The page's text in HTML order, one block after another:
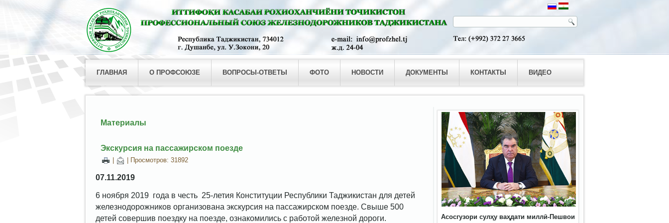
ГЛАВНАЯ О ПРОФСОЮЗЕ ВОПРОСЫ-ОТВЕТЫ ФОТО НОВОСТИ ДОКУМЕНТЫ КОНТАКТЫ ВИДЕО
Материалы
Экскурсия на пассажирском поезде
| Просмотров: 31892
07.11.2019
6 ноября 2019 года в честь 25-летия Конституции Республики Таджикистан для детей
железнодорожников организована экскурсия на пассажирском поезде. Свыше 500
детей совершив поездку на поезде, ознакомились с работой железной дороги.
Асосгузори сулҳу ваҳдати миллӣ-Пешвои